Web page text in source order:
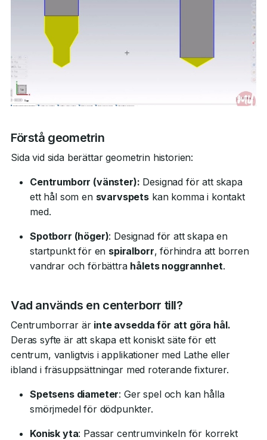
Förstå geometrin
Sida vid sida berättar geometrin historien:
Centrumborr (vänster): Designad för att skapa
ett hål som en svarvspets kan komma i kontakt
med.
Spotborr (höger): Designad för att skapa en
startpunkt för en spiralborr, förhindra att borren
vandrar och förbättra hålets noggrannhet.
Vad används en centerborr till?
Centrumborrar är inte avsedda för att göra hål.
Deras syfte är att skapa ett koniskt säte för ett
centrum, vanligtvis i applikationer med Lathe eller
ibland i fräsuppsättningar med roterande fixturer.
Spetsens diameter: Ger spel och kan hålla
smörjmedel för dödpunkter.
Konisk yta: Passar centrumvinkeln för korrekt